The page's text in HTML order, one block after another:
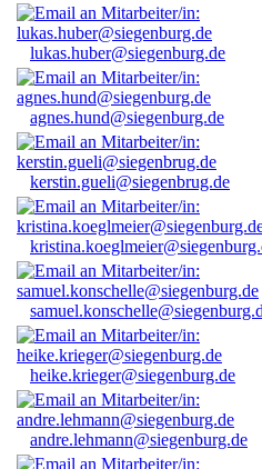
lukas.huber@siegenburg.de
agnes.hund@siegenburg.de
kerstin.gueli@siegenbrug.de
heike.krieger@siegenburg.de
andre.lehmann@siegenburg.de